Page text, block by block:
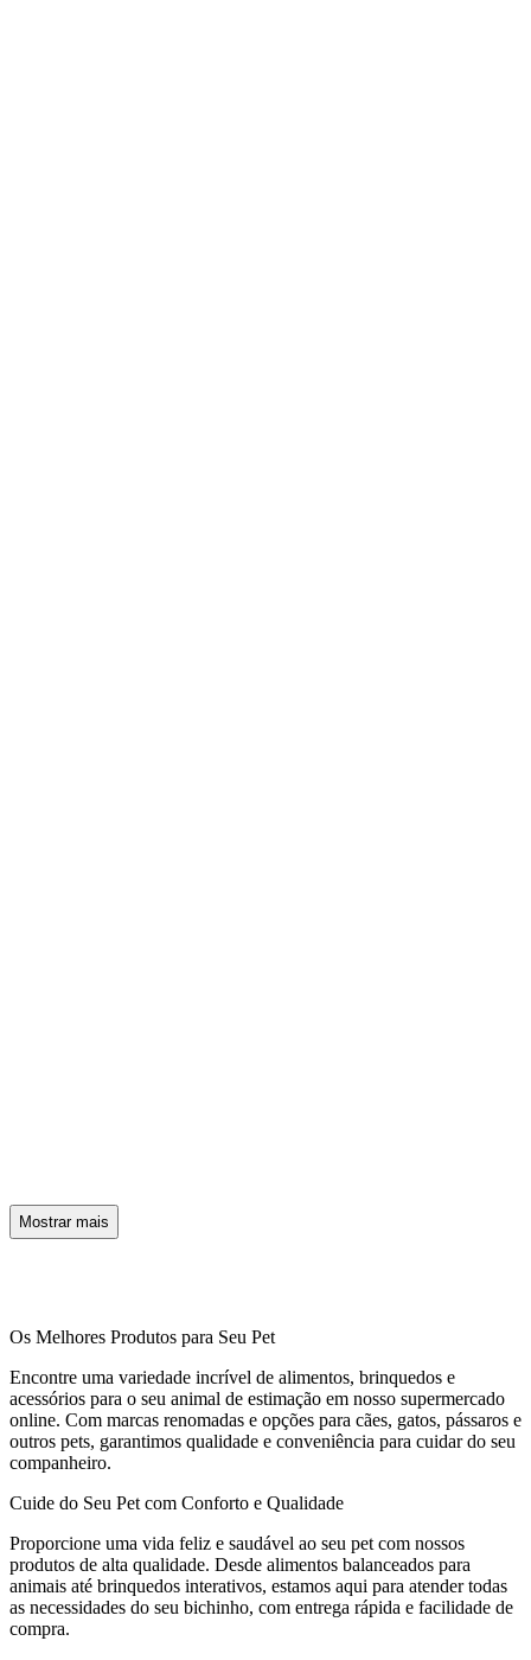
Mostrar mais
Os Melhores Produtos para Seu Pet
Encontre uma variedade incrível de alimentos, brinquedos e
acessórios para o seu animal de estimação em nosso supermercado
online. Com marcas renomadas e opções para cães, gatos, pássaros e
outros pets, garantimos qualidade e conveniência para cuidar do seu
companheiro.
Cuide do Seu Pet com Conforto e Qualidade
Proporcione uma vida feliz e saudável ao seu pet com nossos
produtos de alta qualidade. Desde alimentos balanceados para
animais até brinquedos interativos, estamos aqui para atender todas
as necessidades do seu bichinho, com entrega rápida e facilidade de
compra.